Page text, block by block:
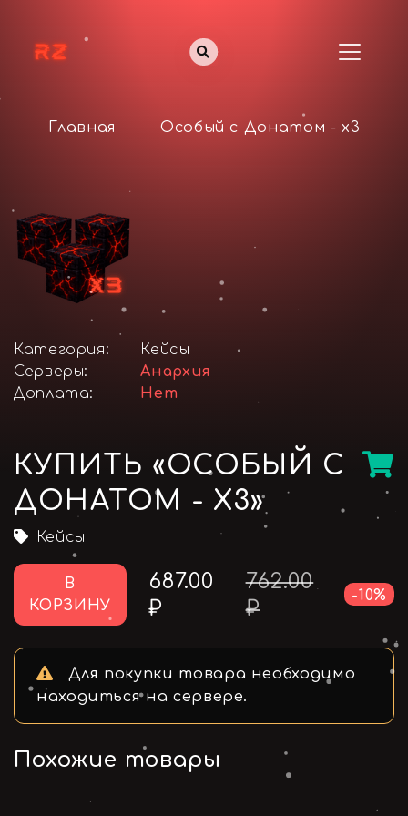
Главная Особый с Донатом - x3
Категория:
Кейсы
Серверы:
Анархия
Доплата:
Нет
КУПИТЬ «ОСОБЫЙ С
ДОНАТОМ - X3»
Кейсы
В
КОРЗИНУ
687.00
₽
762.00
₽
-10%
Для покупки товара необходимо
находиться на сервере.
Похожие товары